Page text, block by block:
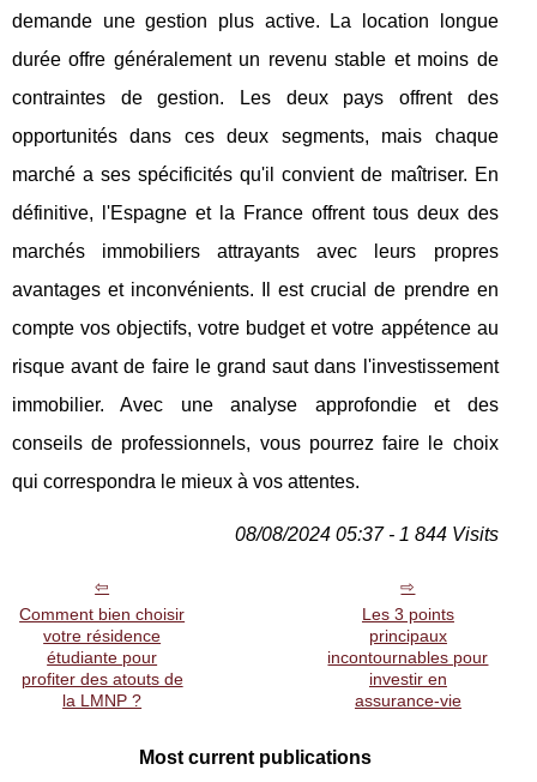
demande une gestion plus active. La location longue
durée offre généralement un revenu stable et moins de
contraintes de gestion. Les deux pays offrent des
opportunités dans ces deux segments, mais chaque
marché a ses spécificités qu'il convient de maîtriser. En
définitive, l'Espagne et la France offrent tous deux des
marchés immobiliers attrayants avec leurs propres
avantages et inconvénients. Il est crucial de prendre en
compte vos objectifs, votre budget et votre appétence au
risque avant de faire le grand saut dans l'investissement
immobilier. Avec une analyse approfondie et des
conseils de professionnels, vous pourrez faire le choix
qui correspondra le mieux à vos attentes.
08/08/2024 05:37 - 1 844 Visits
Comment bien choisir
votre résidence
étudiante pour
profiter des atouts de
la LMNP ?
Les 3 points
principaux
incontournables pour
investir en
assurance-vie
Most current publications